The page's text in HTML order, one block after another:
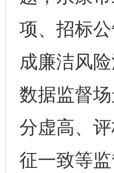
项、招标
成廉洁风
数据监督
分虚高、
征一致等